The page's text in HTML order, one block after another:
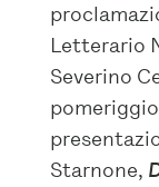
Letterario
Severino
Starnone,